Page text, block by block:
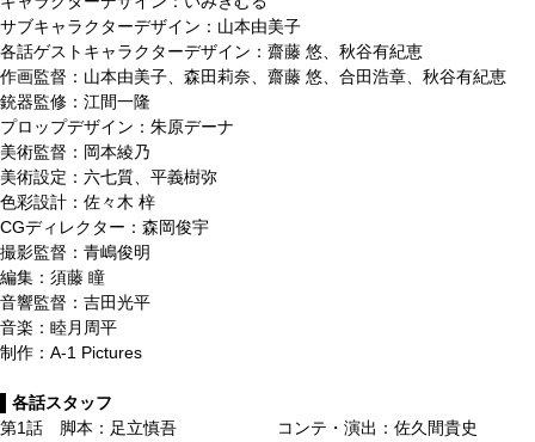
サブキャラクターデザイン：山本由美子
各話ゲストキャラクターデザイン：齋藤 悠、秋谷有紀恵
作画監督：山本由美子、森田莉奈、齋藤 悠、合田浩章、秋谷有紀恵
銃器監修：江間一隆
プロップデザイン：朱原デーナ
美術監督：岡本綾乃
美術設定：六七質、平義樹弥
色彩設計：佐々木 梓
CGディレクター：森岡俊宇
撮影監督：青嶋俊明
編集：須藤 瞳
音響監督：吉田光平
音楽：睦月周平
制作：A-1 Pictures
▌各話スタッフ
第1話 脚本：足立慎吾 コンテ・演出：佐久間貴史